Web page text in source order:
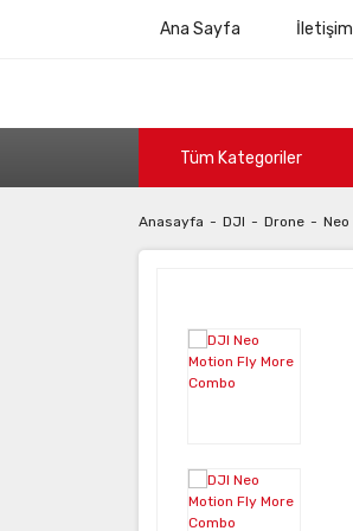
Ana Sayfa İletişim
Tüm Kategoriler
Anasayfa DJI Drone Neo